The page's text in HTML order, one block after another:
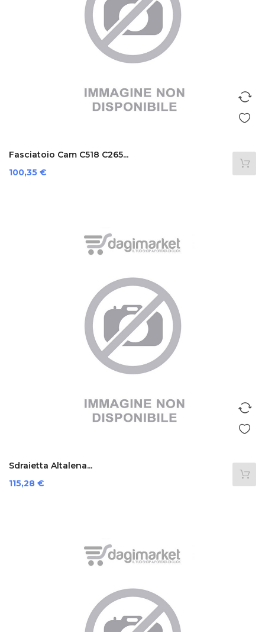
Fasciatoio Cam C518 C265...
Prezzo
100,35 €
Sdraietta Altalena...
Prezzo
115,28 €